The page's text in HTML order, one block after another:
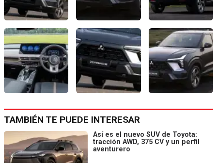
TAMBIÉN TE PUEDE INTERESAR
Así es el nuevo SUV de Toyota:
tracción AWD, 375 CV y un perfil
aventurero